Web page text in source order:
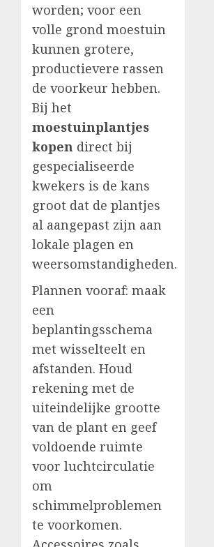
worden; voor een
volle grond moestuin
kunnen grotere,
productievere rassen
de voorkeur hebben.
Bij het
moestuinplantjes
kopen direct bij
gespecialiseerde
kwekers is de kans
groot dat de plantjes
al aangepast zijn aan
lokale plagen en
weersomstandigheden.
Plannen vooraf: maak
een
beplantingsschema
met wisselteelt en
afstanden. Houd
rekening met de
uiteindelijke grootte
van de plant en geef
voldoende ruimte
voor luchtcirculatie
om
schimmelproblemen
te voorkomen.